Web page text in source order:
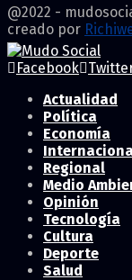
@2022 -
creado por
Facebook
Actualidad
Política
Economía
Regional
Medio
Opinión
Tecnología
Cultura
Deporte
Salud